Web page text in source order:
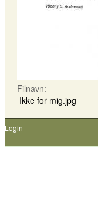
Filnavn:
Ikke for mig.jpg
Login